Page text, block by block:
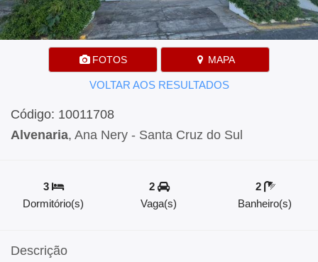
FOTOS MAPA
VOLTAR AOS RESULTADOS
Código: 10011708
Alvenaria, Ana Nery - Santa Cruz do Sul
3
Dormitório(s)
2
Vaga(s)
2
Banheiro(s)
Descrição